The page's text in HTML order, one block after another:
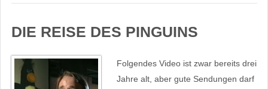
DIE REISE DES PINGUINS
Folgendes Video ist zwar bereits drei
Jahre alt, aber gute Sendungen darf